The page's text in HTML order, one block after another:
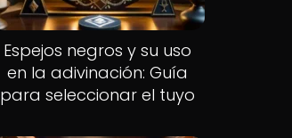
Espejos negros y su uso
en la adivinación: Guía
para seleccionar el tuyo